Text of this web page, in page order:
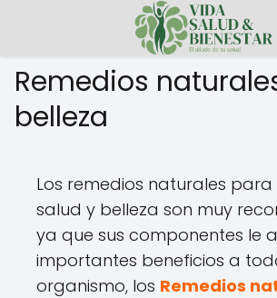
Remedios
belleza
Los remedios naturales para
salud y belleza son muy
ya que sus componentes le
importantes beneficios a
organismo, los Remedios